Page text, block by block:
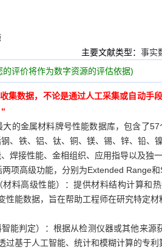
主要文献类型： 事实
的评价将作为数字资源的评估依据)
集数据，不论是通过人工采集或自动手
大的金属材料牌号性能数据库，包含了
、铁、铝、钛、铜、镁、锡、锌、铅、
焊接性能、金相组织、应用指导以及独
项高级功能，分别为Extended Range
材料高级性能）：提供材料结构计算和
性能数据，旨在帮助工程师在研究特定
能判定）：根据从检测仪器或其他来
过基于人工智能、统计和模糊计算的专